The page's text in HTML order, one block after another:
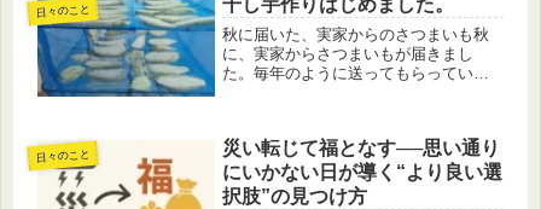
に様子を見ておこうと思い、下見とし
て一度立ち寄りました。その時に気づ...
日々のこと 干し芋作りはじめました。
秋に届いた、実家からのさつまいも秋
に、実家からさつまいもが届きまし
た。毎年のように送ってもらっている
ま、在庫として眠らせてしまうことが
ありま...
日々のこと
災い転じて福となす──思い通り
にいかない日が導く“より良い選
択肢”の見つけ方